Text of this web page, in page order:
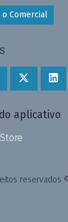
Comercial
aplicativo
reservados